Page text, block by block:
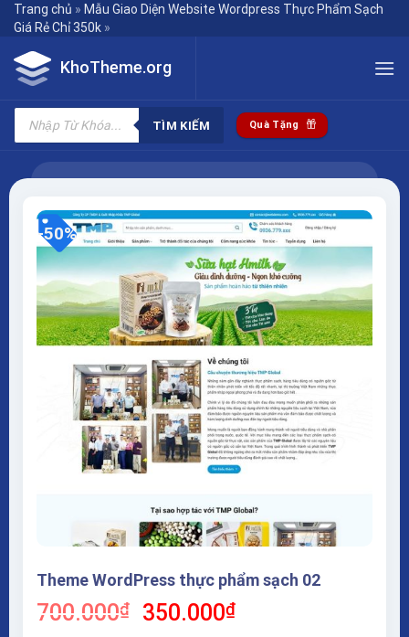
Skip
content
Trang chủ » Mẫu Giao Diện Website Wordpress Thực Phẩm Sạch
Giá Rẻ Chỉ 350k »
KhoTheme.org
Tìm
kiếm
phẩm
TÌM KIẾM Quà Tặng
-50%
Theme WordPress thực phẩm sạch 02
700.000₫
Giá
350.000₫Giá